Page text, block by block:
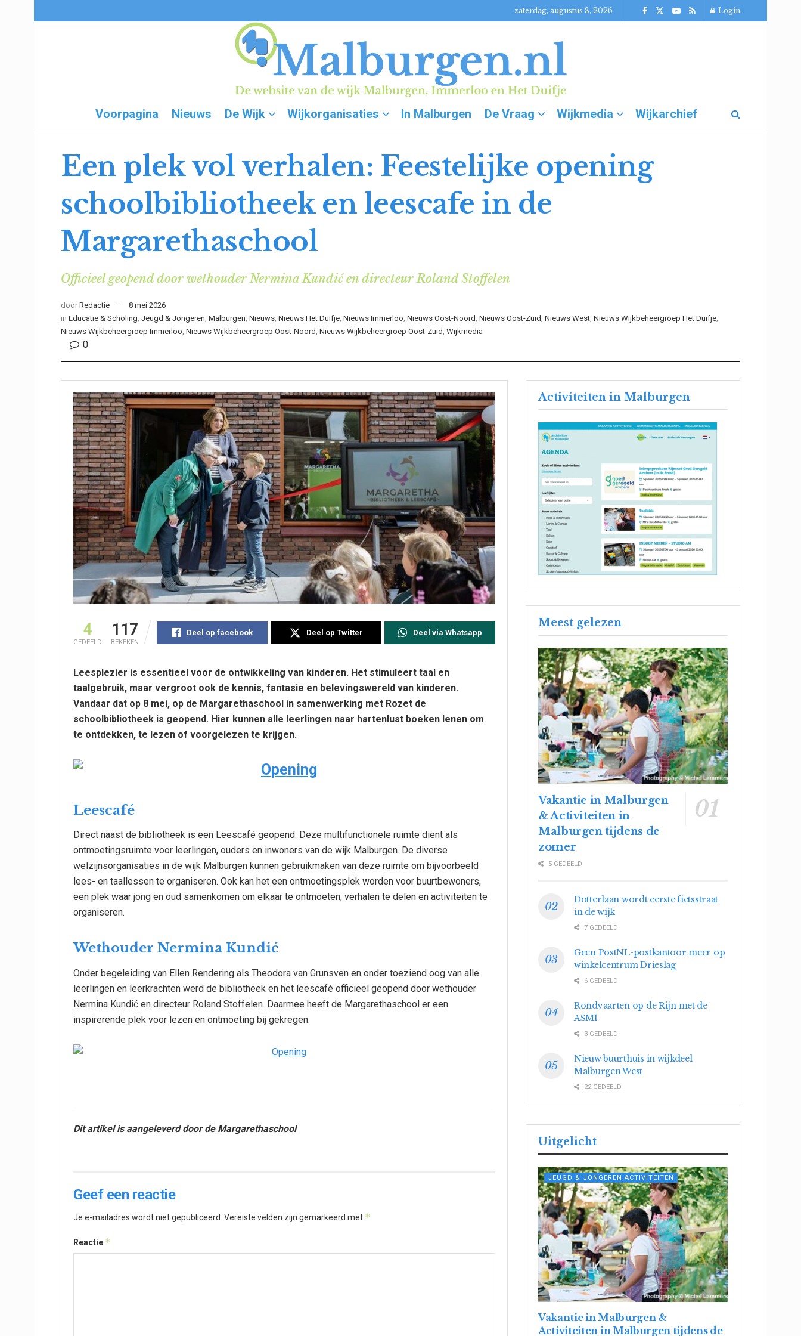
zaterdag, augustus 8, 2026 Login
Voorpagina Nieuws De Wijk Wijkorganisaties In Malburgen De Vraag Wijkmedia Wijkarchief
Een plek vol verhalen: Feestelijke opening
schoolbibliotheek en leescafe in de
Margarethaschool
Officieel geopend door wethouder Nermina Kundić en directeur Roland Stoffelen
door Redactie
8 mei 2026
in Educatie & Scholing, Jeugd & Jongeren, Malburgen, Nieuws, Nieuws Het Duifje, Nieuws Immerloo, Nieuws Oost-Noord , Nieuws Oost-Zuid , Nieuws West, Nieuws Wijkbeheergroep Het Duifje,
Nieuws Wijkbeheergroep Immerloo, Nieuws Wijkbeheergroep Oost-Noord , Nieuws Wijkbeheergroep Oost-Zuid , Wijkmedia
0
4
GEDEELD
117
BEKEKEN
Deel op facebook Deel op Twitter Deel via Whatsapp
Leesplezier is essentieel voor de ontwikkeling van kinderen. Het stimuleert taal en
taalgebruik, maar vergroot ook de kennis, fantasie en belevingswereld van kinderen.
Vandaar dat op 8 mei, op de Margarethaschool in samenwerking met Rozet de
schoolbibliotheek is geopend. Hier kunnen alle leerlingen naar hartenlust boeken lenen om
te ontdekken, te lezen of voorgelezen te krijgen.
Leescafé
Direct naast de bibliotheek is een Leescafé geopend. Deze multifunctionele ruimte dient als
ontmoetingsruimte voor leerlingen, ouders en inwoners van de wijk Malburgen. De diverse
welzijnsorganisaties in de wijk Malburgen kunnen gebruikmaken van deze ruimte om bijvoorbeeld
lees- en taallessen te organiseren. Ook kan het een ontmoetingsplek worden voor buurtbewoners,
een plek waar jong en oud samenkomen om elkaar te ontmoeten, verhalen te delen en activiteiten te
organiseren.
Wethouder Nermina Kundić
Onder begeleiding van Ellen Rendering als Theodora van Grunsven en onder toeziend oog van alle
leerlingen en leerkrachten werd de bibliotheek en het leescafé officieel geopend door wethouder
Nermina Kundić en directeur Roland Stoffelen. Daarmee heeft de Margarethaschool er een
inspirerende plek voor lezen en ontmoeting bij gekregen.
Dit artikel is aangeleverd door de Margarethaschool
Geef een reactie
Je e-mailadres wordt niet gepubliceerd. Vereiste velden zijn gemarkeerd met *
Reactie *
Activiteiten in Malburgen
Meest gelezen
Vakantie in Malburgen
& Activiteiten in
Malburgen tijdens de
zomer
5 GEDEELD
Dotterlaan wordt eerste fietsstraat
in de wijk
7 GEDEELD
Geen PostNL-postkantoor meer op
winkelcentrum Drieslag
6 GEDEELD
Rondvaarten op de Rijn met de
ASM1
3 GEDEELD
Nieuw buurthuis in wijkdeel
Malburgen West
22 GEDEELD
Uitgelicht
JEUGD & JONGEREN ACTIVITEITEN
Vakantie in Malburgen &
Activiteiten in Malburgen tijdens de